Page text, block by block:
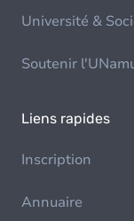
Université &
Soutenir
Liens rapides
Inscription
Annuaire